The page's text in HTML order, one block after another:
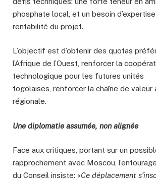
phosphate local, et un besoin
rentabilité du projet.
L’objectif est d’obtenir des quotas
l’Afrique de l’Ouest, renforcer la
technologique pour les futures unités
togolaises, renforcer la chaîne de valeur
régionale.
Une diplomatie assumée, non alignée
Face aux critiques, portant sur un
rapprochement avec Moscou,
du Conseil insiste: «Ce déplacement